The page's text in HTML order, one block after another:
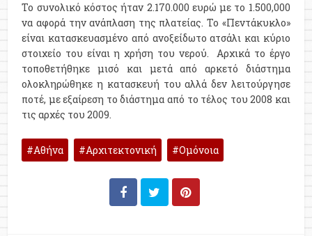
Το συνολικό κόστος ήταν 2.170.000 ευρώ με το 1.500,000
να αφορά την ανάπλαση της πλατείας. Το «Πεντάκυκλο»
είναι κατασκευασμένο από ανοξείδωτο ατσάλι και κύριο
στοιχείο του είναι η χρήση του νερού. Αρχικά το έργο
τοποθετήθηκε μισό και μετά από αρκετό διάστημα
ολοκληρώθηκε η κατασκευή του αλλά δεν λειτούργησε
ποτέ, με εξαίρεση το διάστημα από το τέλος του 2008 και
τις αρχές του 2009.
Αθήνα Αρχιτεκτονική Ομόνοια